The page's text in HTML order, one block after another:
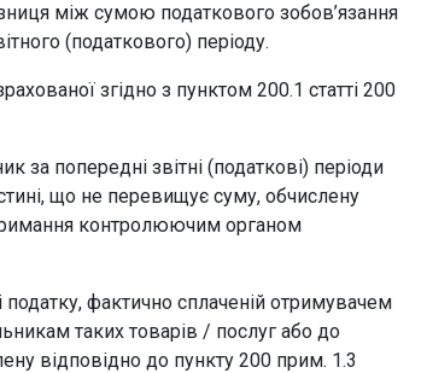
між сумою податкового зобов’язання
(податкового) періоду.
згідно з пунктом 200.1 статті 200
попередні звітні (податкові) періоди
що не перевищує суму, обчислену
контролюючим органом
фактично сплаченій отримувачем
таких товарів / послуг або до
відповідно до пункту 200 прим. 1.3